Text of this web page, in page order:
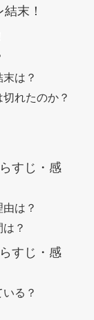
末！
は？
れたのか？
すじ・感
は？
？
すじ・感
る？